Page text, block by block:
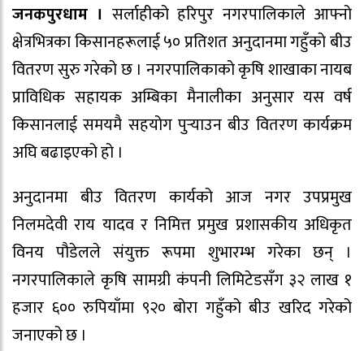
जनकपुरधाम । सर्लाहीको हरिपुर नगरपालिकाले आफ्नो
क्षेत्रभित्रका किसानहरूलाई ५० प्रतिशत अनुदानमा गहुँको बीउ
वितरण सुरु गरेको छ । नगरपालिकाको कृषि शाखाका नायब
प्राविधिक सहायक अम्बिका मैनालीका अनुसार यस वर्ष
किसानलाई समयमै सहयोग पुर्‍याउन बीउ वितरण कार्यक्रम
अघि बढाइएको हो ।
अनुदानमा बीउ वितरण कार्यको आज नगर उपप्रमुख
निलमदेवी राय यादव र निमित्त प्रमुख प्रशासकीय अधिकृत
विनय पौडेलले संयुक्त रूपमा शुभारम्भ गरेका छन् ।
नगरपालिकाले कृषि सामग्री कंपनी लिमिटेडसँग ३२ लाख १
हजार ६०० रुपियाँमा ९२० बोरा गहुँको बीउ खरिद गरेको
जनाएको छ ।